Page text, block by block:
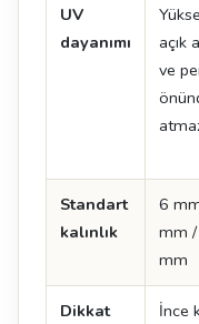
UV
dayanımı
açık
ve
Standart
kalınlık
6
mm
mm
Dikkat
İnce